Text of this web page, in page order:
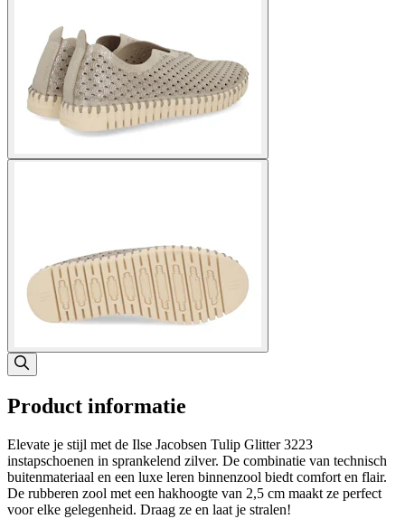
Product informatie
Elevate je stijl met de Ilse Jacobsen Tulip Glitter 3223
instapschoenen in sprankelend zilver. De combinatie van technisch
buitenmateriaal en een luxe leren binnenzool biedt comfort en flair.
De rubberen zool met een hakhoogte van 2,5 cm maakt ze perfect
voor elke gelegenheid. Draag ze en laat je stralen!